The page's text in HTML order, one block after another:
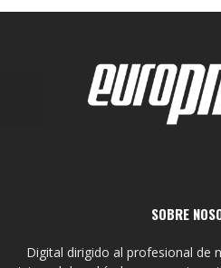
SOBRE
Digital dirigido al profesional de